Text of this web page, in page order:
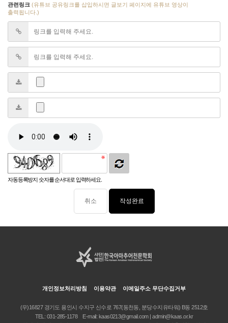
관련링크 (유튜브 공유링크를 삽입하시면 글보기 페이지에 유튜브 영상이
출력됩니다.)
자동등록방지 숫자를 순서대로 입력하세요.
취소
개인정보처리방침 이용약관 이메일주소 무단수집거부
(우)16827 경기도 용인시 수지구 신수로 767(동천동, 분당수지유타워) B동 2512호
TEL: 031-285-1178 E-mail: kaas0213@gmail.com | admin@kaas.or.kr